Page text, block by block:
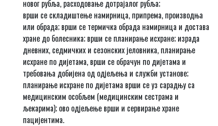
новог рубља, расходовање дотрајалог рубља;
врши се складиштење намирница, припрема, производња
или обрада; врши се термичка обрада намирница и достава
хране до болесника; врши се планирање исхране; израда
дневних, седмичких и сезонских јеловника, планирање
исхране по дијетама, врши се обрачун по дијетама и
требовања добијена од одјељења и служби установе;
планирање исхране по дијетама врши се уз сарадњу са
медицинским особљем (медицинским сестрама и
љекарима); ово одјељење врши и сервирање хране
пацијентима.